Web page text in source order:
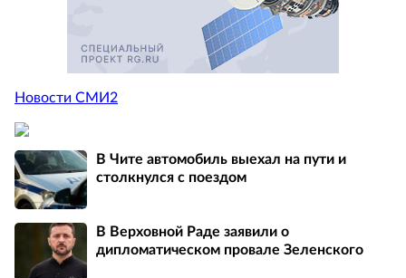
Новости СМИ2
В Чите автомобиль выехал на пути и
столкнулся с поездом
В Верховной Раде заявили о
дипломатическом провале Зеленского